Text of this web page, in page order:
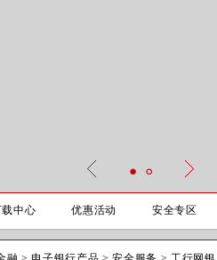
载中心 优惠活动 安全专区